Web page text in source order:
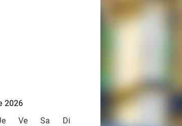
2026
Ve Sa Di